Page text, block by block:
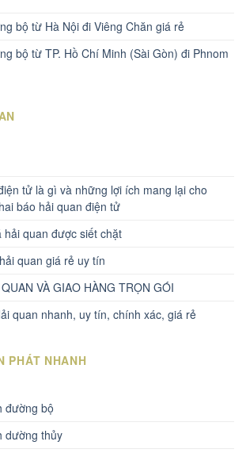
bộ từ Hà Nội đi Viêng Chăn giá rẻ
bộ từ TP. Hồ Chí Minh (Sài Gòn) đi Phnom
tử là gì và những lợi ích mang lại cho
báo hải quan điện tử
quan được siết chặt
quan giá rẻ uy tín
VÀ GIAO HÀNG TRỌN GÓI
quan nhanh, uy tín, chính xác, giá rẻ
PHÁT NHANH
đường bộ
dường thủy